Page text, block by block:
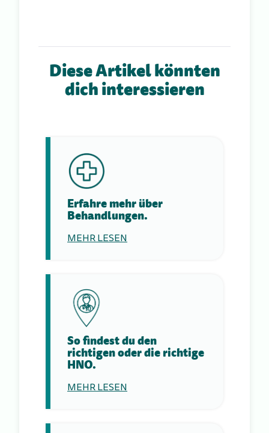
Diese Artikel könnten
dich interessieren
Erfahre mehr über
Behandlungen.
MEHR LESEN
So findest du den
richtigen oder die richtige
HNO.
MEHR LESEN